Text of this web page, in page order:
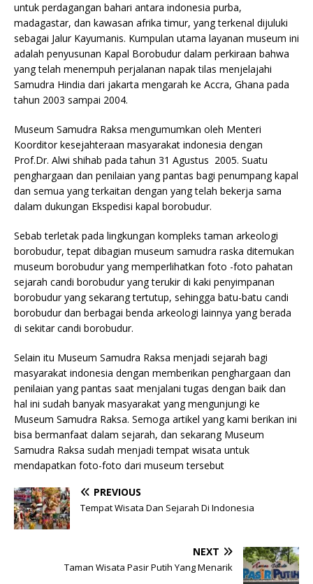
untuk perdagangan bahari antara indonesia purba,
madagastar, dan kawasan afrika timur, yang terkenal dijuluki
sebagai Jalur Kayumanis. Kumpulan utama layanan museum ini
adalah penyusunan Kapal Borobudur dalam perkiraan bahwa
yang telah menempuh perjalanan napak tilas menjelajahi
Samudra Hindia dari jakarta mengarah ke Accra, Ghana pada
tahun 2003 sampai 2004.
Museum Samudra Raksa mengumumkan oleh Menteri
Koorditor kesejahteraan masyarakat indonesia dengan
Prof.Dr. Alwi shihab pada tahun 31 Agustus 2005. Suatu
penghargaan dan penilaian yang pantas bagi penumpang kapal
dan semua yang terkaitan dengan yang telah bekerja sama
dalam dukungan Ekspedisi kapal borobudur.
Sebab terletak pada lingkungan kompleks taman arkeologi
borobudur, tepat dibagian museum samudra raska ditemukan
museum borobudur yang memperlihatkan foto -foto pahatan
sejarah candi borobudur yang terukir di kaki penyimpanan
borobudur yang sekarang tertutup, sehingga batu-batu candi
borobudur dan berbagai benda arkeologi lainnya yang berada
di sekitar candi borobudur.
Selain itu Museum Samudra Raksa menjadi sejarah bagi
masyarakat indonesia dengan memberikan penghargaan dan
penilaian yang pantas saat menjalani tugas dengan baik dan
hal ini sudah banyak masyarakat yang mengunjungi ke
Museum Samudra Raksa. Semoga artikel yang kami berikan ini
bisa bermanfaat dalam sejarah, dan sekarang Museum
Samudra Raksa sudah menjadi tempat wisata untuk
mendapatkan foto-foto dari museum tersebut
PREVIOUS
Tempat Wisata Dan Sejarah Di Indonesia
NEXT
Taman Wisata Pasir Putih Yang Menarik